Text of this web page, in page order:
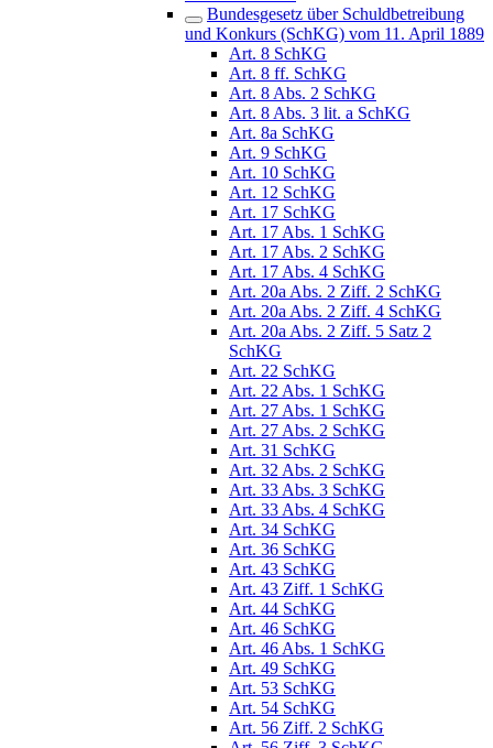
Bundesgesetz über Schuldbetreibung
und Konkurs (SchKG) vom 11. April 1889
Art. 8 SchKG
Art. 8 ff. SchKG
Art. 8 Abs. 2 SchKG
Art. 8 Abs. 3 lit. a SchKG
Art. 8a SchKG
Art. 9 SchKG
Art. 10 SchKG
Art. 12 SchKG
Art. 17 SchKG
Art. 17 Abs. 1 SchKG
Art. 17 Abs. 2 SchKG
Art. 17 Abs. 4 SchKG
Art. 20a Abs. 2 Ziff. 2 SchKG
Art. 20a Abs. 2 Ziff. 4 SchKG
Art. 20a Abs. 2 Ziff. 5 Satz 2
SchKG
Art. 22 SchKG
Art. 22 Abs. 1 SchKG
Art. 27 Abs. 1 SchKG
Art. 27 Abs. 2 SchKG
Art. 31 SchKG
Art. 32 Abs. 2 SchKG
Art. 33 Abs. 3 SchKG
Art. 33 Abs. 4 SchKG
Art. 34 SchKG
Art. 36 SchKG
Art. 43 SchKG
Art. 43 Ziff. 1 SchKG
Art. 44 SchKG
Art. 46 SchKG
Art. 46 Abs. 1 SchKG
Art. 49 SchKG
Art. 53 SchKG
Art. 54 SchKG
Art. 56 Ziff. 2 SchKG